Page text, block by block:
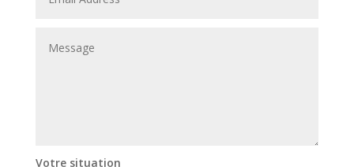
Votre situation